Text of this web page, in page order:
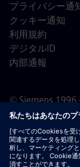
© Siemens 1996
プライバシー通
クッキー通知
利用規約
デジタルID
内部通報
重要なお知らせ
は、応募の前後